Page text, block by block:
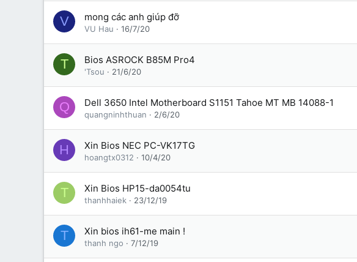
V mong các anh giúp đỡ
VU Hau 16/7/20
T Bios ASROCK B85M Pro4
'Tsou 21/6/20
Q Dell 3650 Intel Motherboard S1151 Tahoe MT MB 14088-1
quangninhthuan 2/6/20
H Xin Bios NEC PC-VK17TG
hoangtx0312 10/4/20
T Xin Bios HP15-da0054tu
thanhhaiek 23/12/19
T Xin bios ih61-me main !
thanh ngo 7/12/19